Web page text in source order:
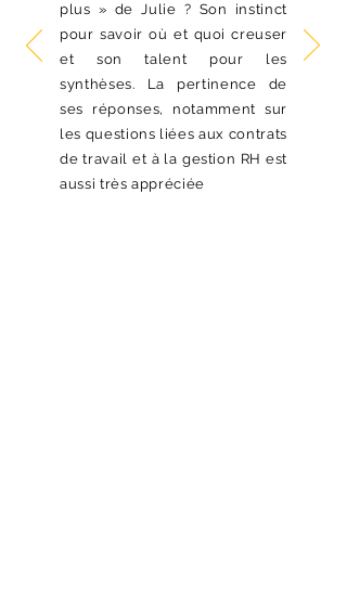
plus » de Julie ? Son instinct
pour savoir où et quoi creuser
et son talent pour les
synthèses. La pertinence de
ses réponses, notamment sur
les questions liées aux contrats
de travail et à la gestion RH est
aussi très appréciée